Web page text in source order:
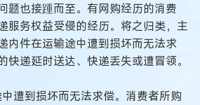
题也接踵而至。有网购经历的消费
服务权益受侵的经历。将之归类，主
内件在运输途中遭到损坏而无法求
快递延时送达、快递丢失或遭冒领。
遭到损坏而无法求偿。消费者所购